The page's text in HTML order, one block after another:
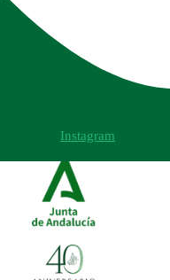
Instagram